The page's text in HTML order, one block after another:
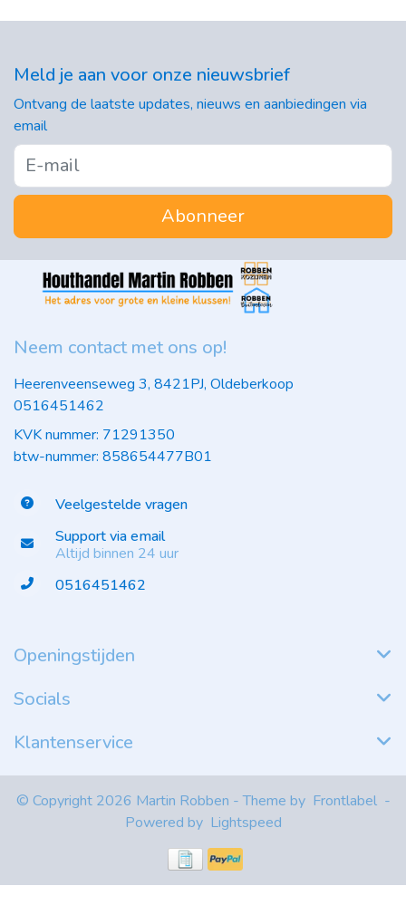
Meld je aan voor onze nieuwsbrief
Ontvang de laatste updates, nieuws en aanbiedingen via
email
Abonneer
Neem contact met ons op!
Heerenveenseweg 3, 8421PJ, Oldeberkoop
0516451462
KVK nummer: 71291350
btw-nummer: 858654477B01
Veelgestelde vragen
Support via email
Altijd binnen 24 uur
0516451462
Openingstijden
Socials
Klantenservice
© Copyright 2026 Martin Robben - Theme by Frontlabel -
Powered by Lightspeed